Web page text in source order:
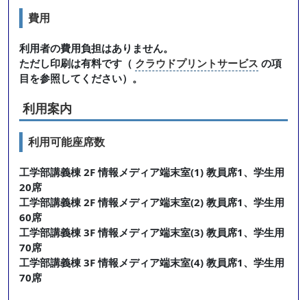
費用
利用者の費用負担はありません。
ただし印刷は有料です（ クラウドプリントサービス の項
目を参照してください）。
利用案内
利用可能座席数
工学部講義棟 2F 情報メディア端末室(1) 教員席1、学生用
20席
工学部講義棟 2F 情報メディア端末室(2) 教員席1、学生用
60席
工学部講義棟 3F 情報メディア端末室(3) 教員席1、学生用
70席
工学部講義棟 3F 情報メディア端末室(4) 教員席1、学生用
70席